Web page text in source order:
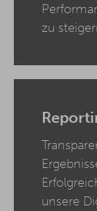
zu
unsere